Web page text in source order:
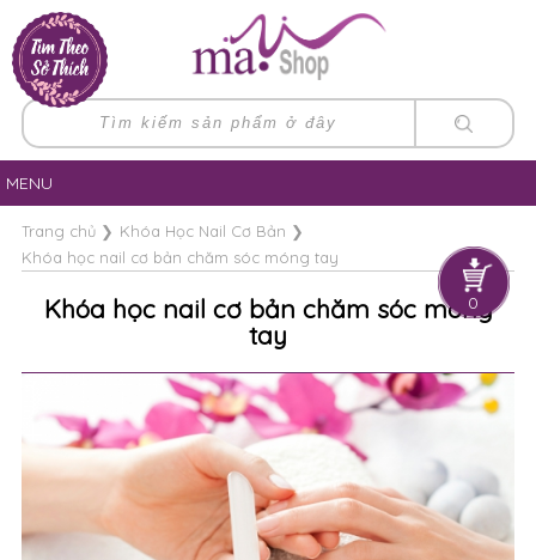
0
MENU
Trang chủ❯ Khóa Học Nail Cơ Bản ❯
Khóa học nail cơ bản chăm sóc móng tay
Khóa học nail cơ bản chăm sóc móng
tay